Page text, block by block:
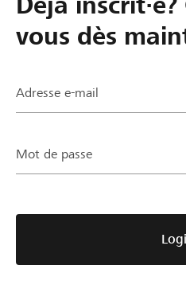
Parrainer
Partenaires /
vous dès
Adresse e-mail
Mot de passe